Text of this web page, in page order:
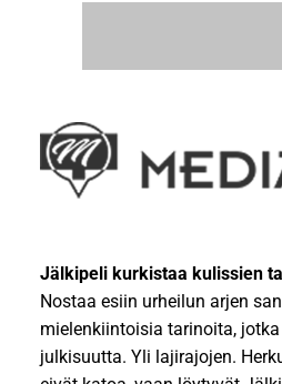
Jälkipeli kurkistaa kulissien
Nostaa esiin urheilun arjen
mielenkiintoisia tarinoita,
julkisuutta. Yli lajirajojen.